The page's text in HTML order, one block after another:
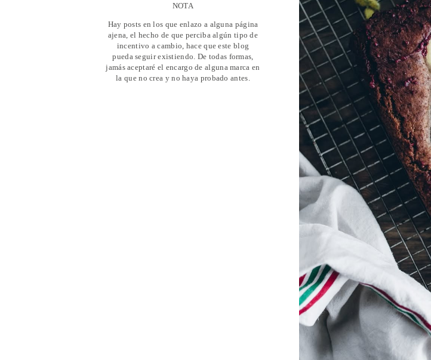
NOTA
Hay posts en los que enlazo a alguna página
ajena, el hecho de que perciba algún tipo de
incentivo a cambio, hace que este blog
pueda seguir existiendo. De todas formas,
jamás aceptaré el encargo de alguna marca en
la que no crea y no haya probado antes.